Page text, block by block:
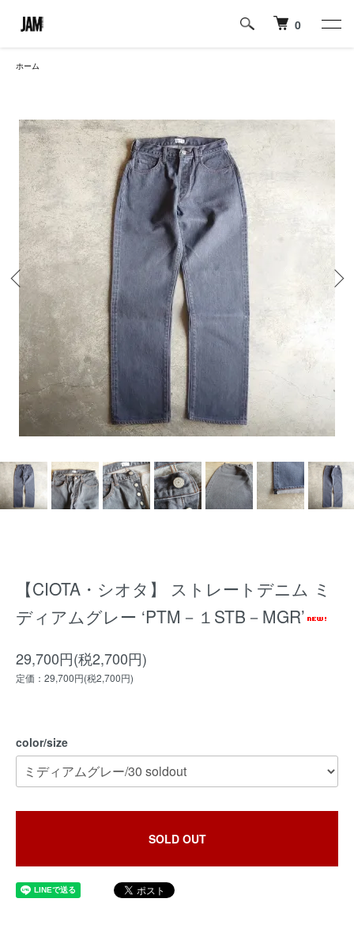
0
ホーム
【CIOTA・シオタ】 ストレートデニム ミ
ディアムグレー ‘PTM－１STB－MGR’
29,700円(税2,700円)
定価：29,700円(税2,700円)
color/size
SOLD OUT